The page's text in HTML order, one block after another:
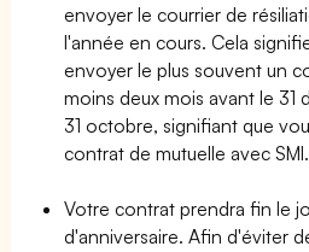
envoyer le courrier de
l'année en cours. Cela
envoyer le plus souvent un
moins deux mois avant le 31
31 octobre, signifiant que
contrat de mutuelle avec SMI.
Votre contrat prendra fin le
d'anniversaire. Afin d'éviter